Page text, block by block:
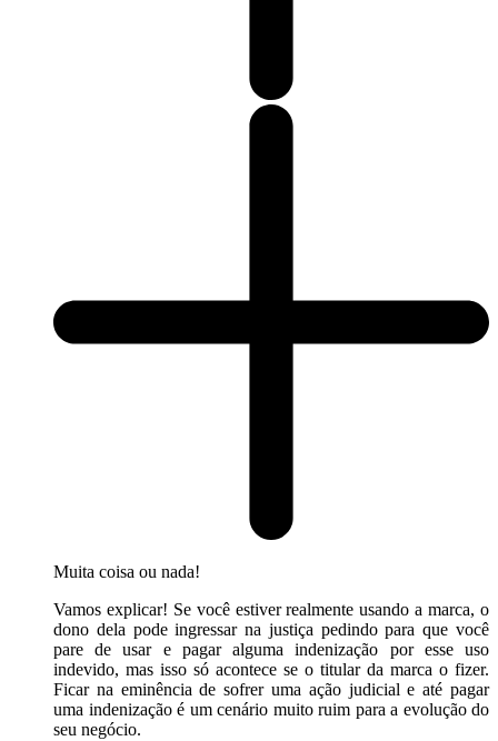
Muita coisa ou nada!
Vamos explicar! Se você estiver realmente usando a marca, o
dono dela pode ingressar na justiça pedindo para que você
pare de usar e pagar alguma indenização por esse uso
indevido, mas isso só acontece se o titular da marca o fizer.
Ficar na eminência de sofrer uma ação judicial e até pagar
uma indenização é um cenário muito ruim para a evolução do
seu negócio.